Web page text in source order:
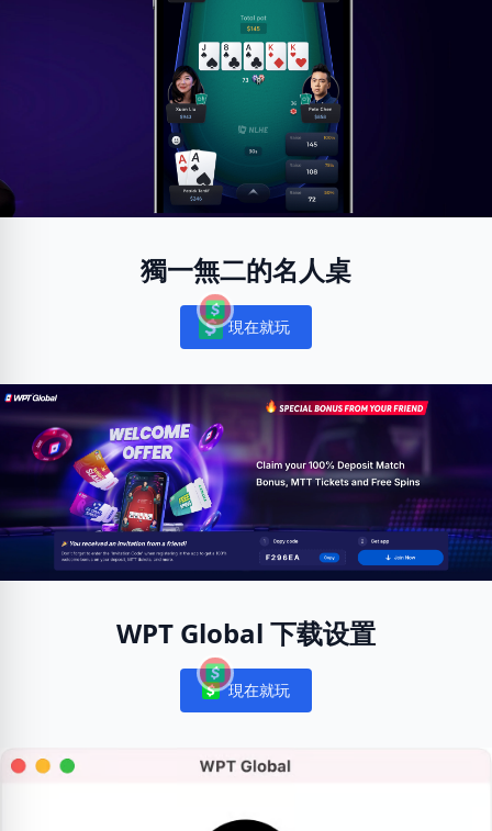
獨一無二的名人桌
Notifications
現在就玩
WPT Global 下载设置
Notifications
現在就玩